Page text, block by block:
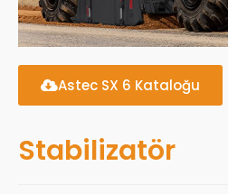
Astec SX 6 Kataloğu
Stabilizatör